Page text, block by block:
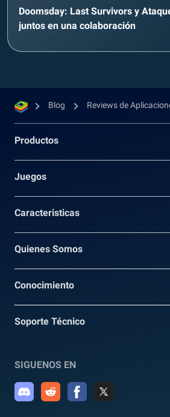
Doomsday: Last Survivors y
juntos en una colaboración
Blog Reviews de
Productos
Juegos
Caracteristicas
Quienes Somos
Conocimiento
Soporte Técnico
SIGUENOS EN